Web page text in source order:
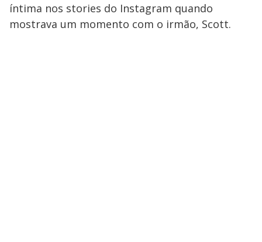
íntima nos stories do Instagram quando
mostrava um momento com o irmão, Scott.